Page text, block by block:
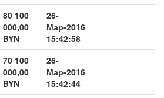
80 100
000,00
BYN
26-
Мар-2016
15:42:58
70 100
000,00
BYN
26-
Мар-2016
15:42:44